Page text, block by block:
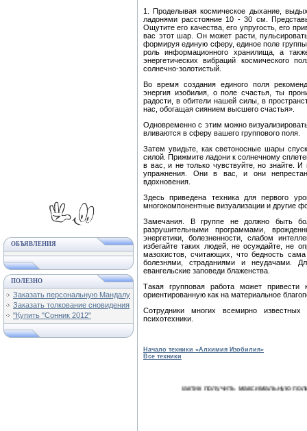
1. Проделывая космическое дыхание,
ладонями расстояние 10 - 30 см.
Ощутите его качества, его упругость, его
вас этот шар. Он может расти,
формируя единую сферу, единое поле
роль информационного хранилища, а
энергетических вибраций космического
солнечно-золотистый.
Во время создания единого поля
энергия изобилия, о поле счастья, ты
радости, в обители нашей силы, в
нас, обогащая сиянием высшего счастья».
Одновременно с этим можно
вливаются в сферу вашего группового поля.
Затем увидьте, как светоносные шары
силой. Прижмите ладони к солнечному
в вас, и не только чувствуйте, но знайте.
упражнения. Они в вас, и они
вдохновения.
Здесь приведена техника для первого
многокомпонентные визуализации и другие
Замечания. В группе не должно быть
разрушительными программами,
энергетики, болезненности, слабом
избегайте таких людей, не осуждайте, не
мазохистов, считающих, что бедность
болезнями, страданиями и неудачами.
евангельские заповеди блаженства.
Такая групповая работа может
ориентированную как на материальное
Сотрудники многих всемирно
психотехники.
Начало техники «Алхимия Изобилия»
Все техники
● Если вы хотите от техник и практик получить максимальную пользу, то
ОБЪЯВЛЕНИЯ
ПОЛЕЗНО
Заказать персональную Мандалу
Заказать толкование сновидения
"Купить "Сонник 2012"